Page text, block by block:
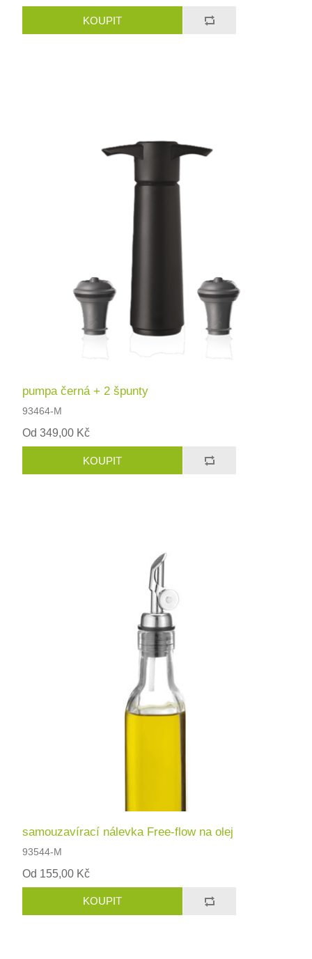
pumpa černá + 2 špunty
93464-M
Od 349,00 Kč
samouzavírací nálevka Free-flow na olej
93544-M
Od 155,00 Kč